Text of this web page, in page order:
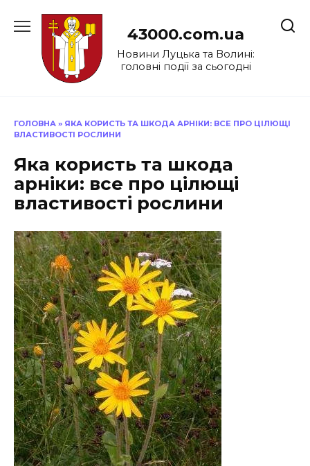
до
43000.com.ua
Новини Луцька та Волині:
головні події за сьогодні
ГОЛОВНА » ЯКА КОРИСТЬ ТА ШКОДА АРНІКИ: ВСЕ ПРО ЦІЛЮЩІ
ВЛАСТИВОСТІ РОСЛИНИ
Яка користь та шкода
арніки: все про цілющі
властивості рослини